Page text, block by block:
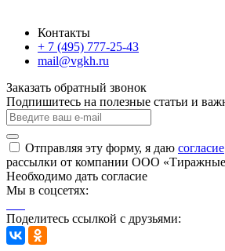
Контакты
+ 7 (495) 777-25-43
mail@vgkh.ru
Заказать обратный звонок
Подпишитесь на полезные статьи и
Отправляя эту форму, я даю согласие
рассылки от компании ООО
Необходимо дать согласие
Мы в соцсетях:
Поделитесь ссылкой с друзьями: